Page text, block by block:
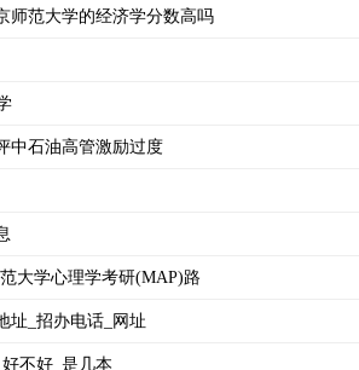
师范大学的经济学分数高吗
中石油高管激励过度
大学心理学考研(MAP)路
址_招办电话_网址
不好_是几本